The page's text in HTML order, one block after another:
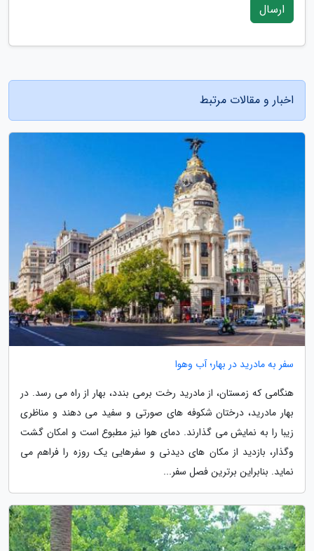
ارسال
اخبار و مقالات مرتبط
سفر به مادرید در بهار؛ آب وهوا
هنگامی که زمستان، از مادرید رخت برمی بندد، بهار از راه می رسد. در
بهار مادرید، درختان شکوفه های صورتی و سفید می دهند و مناظری
زیبا را به نمایش می گذارند. دمای هوا نیز مطبوع است و امکان گشت
وگذار، بازدید از مکان های دیدنی و سفرهایی یک روزه را فراهم می
نماید. بنابراین برترین فصل سفر...